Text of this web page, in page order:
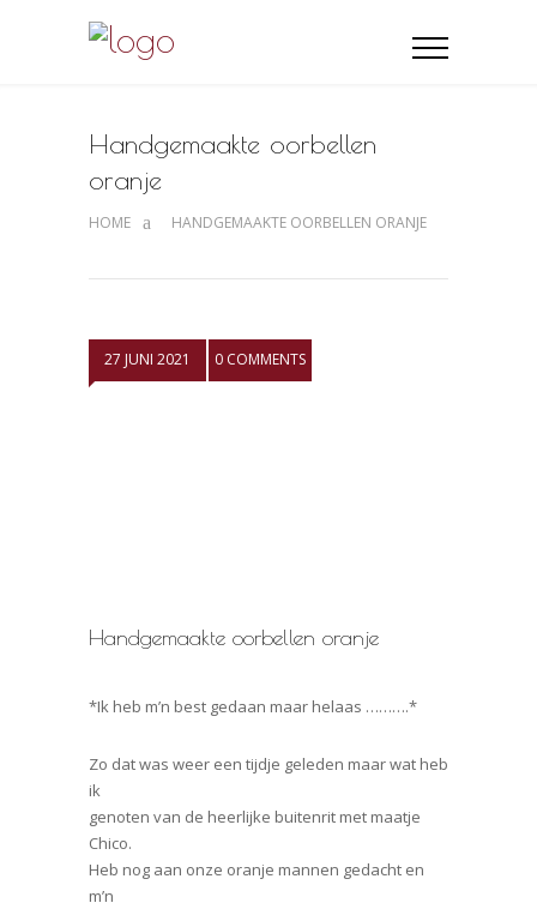
Handgemaakte oorbellen
oranje
HOME HANDGEMAAKTE OORBELLEN ORANJE
27 JUNI 2021 0 COMMENTS
Handgemaakte oorbellen oranje
*Ik heb m’n best gedaan maar helaas ……….*
Zo dat was weer een tijdje geleden maar wat heb
ik
genoten van de heerlijke buitenrit met maatje
Chico.
Heb nog aan onze oranje mannen gedacht en
m’n